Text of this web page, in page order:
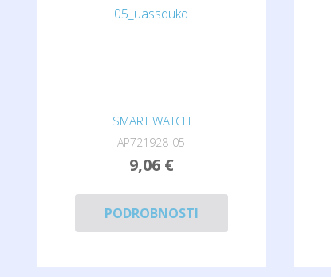
SMART WATCH
AP721928-05
9,06 €
PODROBNOSTI